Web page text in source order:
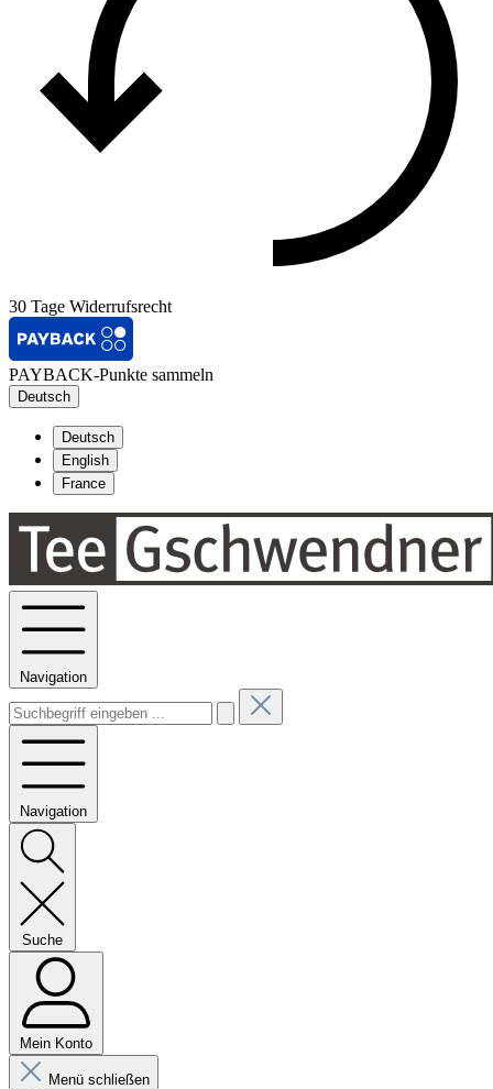
30 Tage Widerrufsrecht
PAYBACK-Punkte sammeln
Deutsch
Deutsch
English
France
Navigation
Navigation
Suche
Mein Konto
Menü schließen